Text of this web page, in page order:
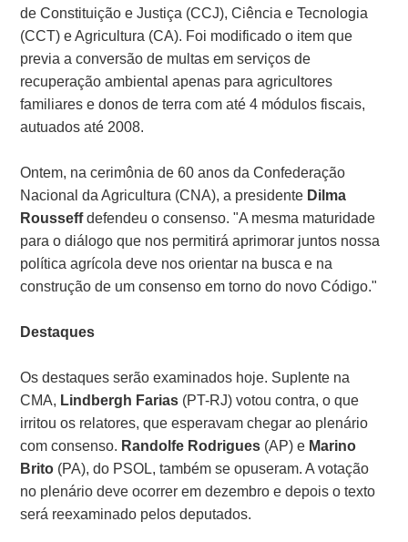
de Constituição e Justiça (CCJ), Ciência e Tecnologia
(CCT) e Agricultura (CA). Foi modificado o item que
previa a conversão de multas em serviços de
recuperação ambiental apenas para agricultores
familiares e donos de terra com até 4 módulos fiscais,
autuados até 2008.
Ontem, na cerimônia de 60 anos da Confederação
Nacional da Agricultura (CNA), a presidente Dilma
Rousseffdefendeu o consenso. "A mesma maturidade
para o diálogo que nos permitirá aprimorar juntos nossa
política agrícola deve nos orientar na busca e na
construção de um consenso em torno do novo Código."
Destaques
Os destaques serão examinados hoje. Suplente na
CMA, Lindbergh Farias (PT-RJ) votou contra, o que
irritou os relatores, que esperavam chegar ao plenário
com consenso. Randolfe Rodrigues (AP) e Marino
Brito (PA), do PSOL, também se opuseram. A votação
no plenário deve ocorrer em dezembro e depois o texto
será reexaminado pelos deputados.